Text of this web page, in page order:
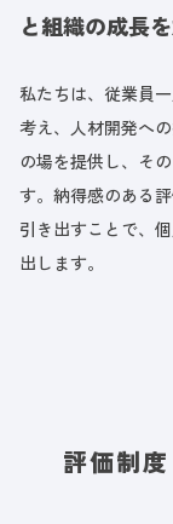
と組織の成長を
私たちは、従業員
考え、人材開発へ
の場を提供し、そ
す。納得感のある
引き出すことで、
出します。
評価制